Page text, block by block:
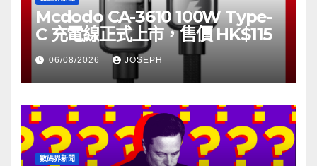
Mcdodo CA-3610 100W Type-
C 充電線正式上市，售價 HK$115
06/08/2026 JOSEPH
數碼界新聞